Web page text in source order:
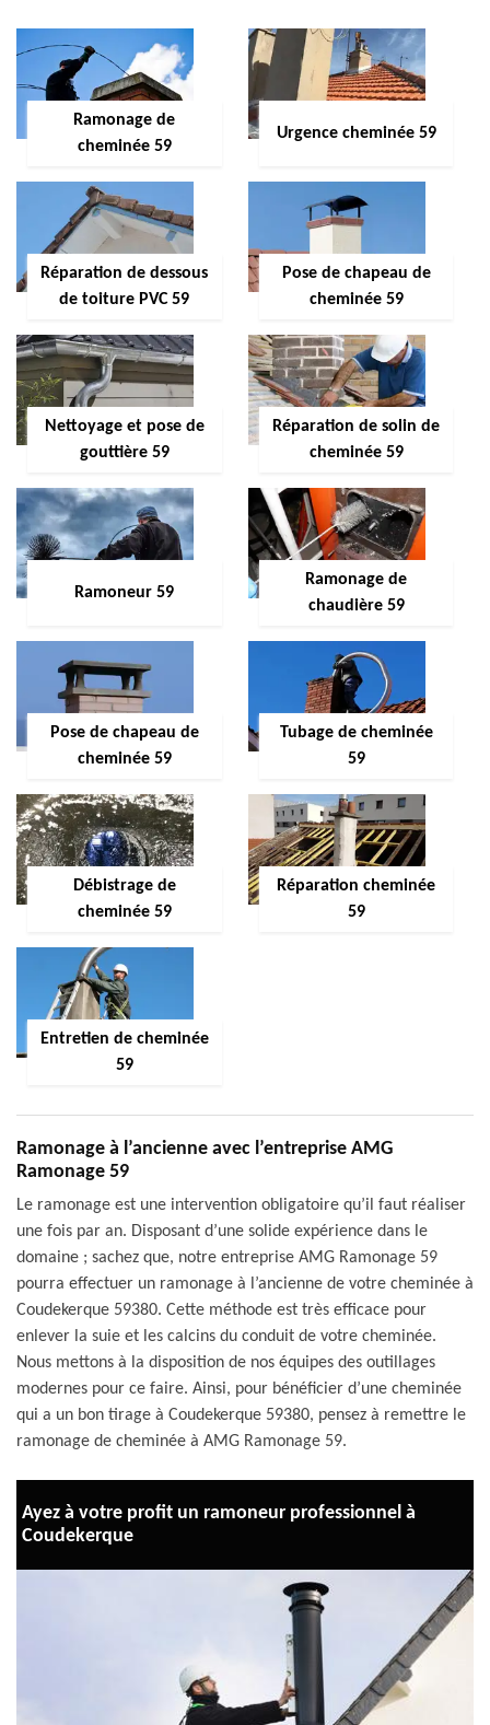
Ramonage de
cheminée 59
Urgence cheminée 59
Réparation de dessous
de toiture PVC 59
Pose de chapeau de
cheminée 59
Nettoyage et pose de
gouttière 59
Réparation de solin de
cheminée 59
Ramoneur 59
Ramonage de
chaudière 59
Pose de chapeau de
cheminée 59
Tubage de cheminée
59
Débistrage de
cheminée 59
Réparation cheminée
59
Entretien de cheminée
59
Ramonage à l’ancienne avec l’entreprise AMG
Ramonage 59
Le ramonage est une intervention obligatoire qu’il faut réaliser
une fois par an. Disposant d’une solide expérience dans le
domaine ; sachez que, notre entreprise AMG Ramonage 59
pourra effectuer un ramonage à l’ancienne de votre cheminée à
Coudekerque 59380. Cette méthode est très efficace pour
enlever la suie et les calcins du conduit de votre cheminée.
Nous mettons à la disposition de nos équipes des outillages
modernes pour ce faire. Ainsi, pour bénéficier d’une cheminée
qui a un bon tirage à Coudekerque 59380, pensez à remettre le
ramonage de cheminée à AMG Ramonage 59.
Ayez à votre profit un ramoneur professionnel à
Coudekerque